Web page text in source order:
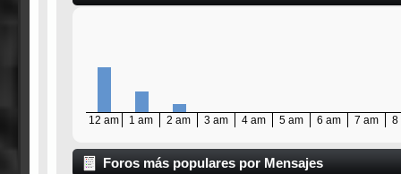
12 am 1 am 2 am 3 am 4 am 5 am 6 am 7 am 8
Foros más populares por Mensajes